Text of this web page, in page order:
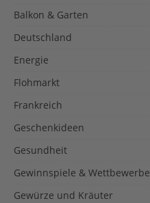
Balkon & Garten
Deutschland
Energie
Flohmarkt
Frankreich
Geschenkideen
Gesundheit
Gewinnspiele & Wettbewerbe
Gewürze und Kräuter